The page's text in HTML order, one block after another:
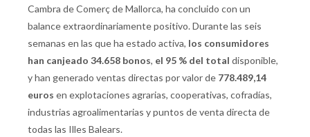
Cambra de Comerç de Mallorca, ha concluido con un
balance extraordinariamente positivo. Durante las seis
semanas en las que ha estado activa, los consumidores
han canjeado 34.658 bonos, el 95 % del total disponible,
y han generado ventas directas por valor de 778.489,14
euros en explotaciones agrarias, cooperativas, cofradías,
industrias agroalimentarias y puntos de venta directa de
todas las Illes Balears.